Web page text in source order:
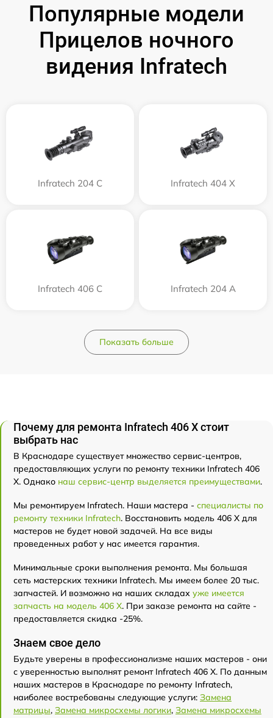
Популярные модели
Прицелов ночного
видения Infratech
Infratech 204 С Infratech 404 Х
Infratech 406 С Infratech 204 А
Показать больше
Почему для ремонта Infratech 406 Х стоит
выбрать нас
В Краснодаре существует множество сервис-центров,
предоставляющих услуги по ремонту техники Infratech 406
Х. Однако наш сервис-центр выделяется преимуществами.
Мы ремонтируем Infratech. Наши мастера - специалисты по
ремонту техники Infratech. Восстановить модель 406 Х для
мастеров не будет новой задачей. На все виды
проведенных работ у нас имеется гарантия.
Минимальные сроки выполнения ремонта. Мы большая
сеть мастерских техники Infratech. Мы имеем более 20 тыс.
запчастей. И возможно на наших складах уже имеется
запчасть на модель 406 Х. При заказе ремонта на сайте -
предоставляется скидка -25%.
Знаем свое дело
Будьте уверены в профессионализме наших мастеров - они
с уверенностью выполнят ремонт Infratech 406 Х. По данным
наших мастеров в Краснодаре по ремонту Infratech,
наиболее востребованы следующие услуги: Замена
матрицы, Замена микросхемы логики, Замена микросхемы